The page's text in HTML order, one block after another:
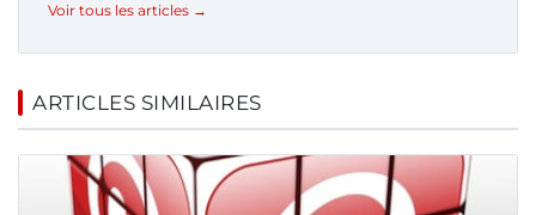
Voir tous les articles →
ARTICLES SIMILAIRES